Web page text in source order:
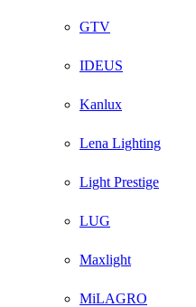
GTV
IDEUS
Kanlux
Lena Lighting
Light Prestige
LUG
Maxlight
MiLAGRO